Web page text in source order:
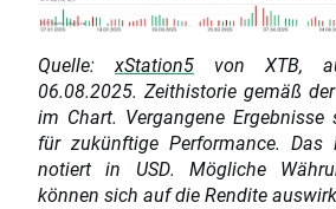
Quelle: xStation5 von XTB,
06.08.2025. Zeithistorie gemäß
im Chart. Vergangene
für zukünftige Performance. Das
notiert in USD. Mögliche
können sich auf die Rendite